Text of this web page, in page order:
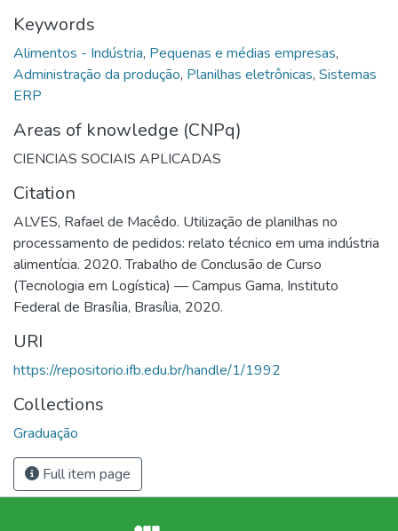
Keywords
Alimentos - Indústria, Pequenas e médias empresas,
Administração da produção, Planilhas eletrônicas, Sistemas
ERP
Areas of knowledge (CNPq)
CIENCIAS SOCIAIS APLICADAS
Citation
ALVES, Rafael de Macêdo. Utilização de planilhas no
processamento de pedidos: relato técnico em uma indústria
alimentícia. 2020. Trabalho de Conclusão de Curso
(Tecnologia em Logística) — Campus Gama, Instituto
Federal de Brasília, Brasília, 2020.
URI
https://repositorio.ifb.edu.br/handle/1/1992
Collections
Graduação
Full item page